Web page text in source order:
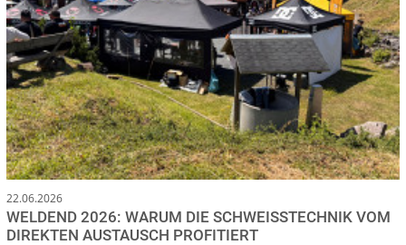
22.06.2026
WELDEND 2026: WARUM DIE SCHWEISSTECHNIK VOM D
IREKTEN AUSTAUSCH PROFITIERT